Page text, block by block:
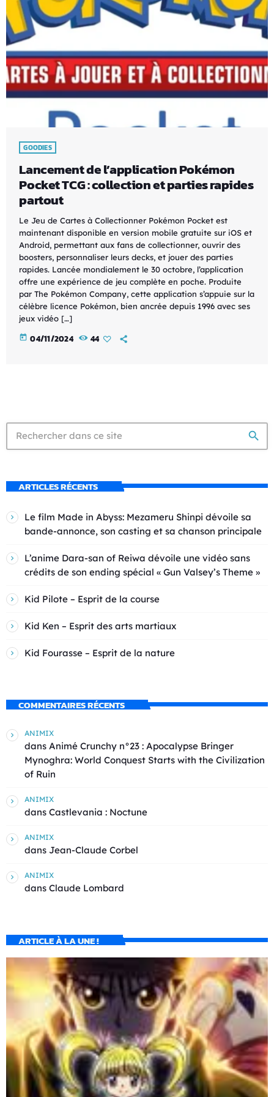
GOODIES
Lancement de l’application Pokémon
Pocket TCG : collection et parties rapides
partout
Le Jeu de Cartes à Collectionner Pokémon Pocket est
maintenant disponible en version mobile gratuite sur iOS et
Android, permettant aux fans de collectionner, ouvrir des
boosters, personnaliser leurs decks, et jouer des parties
rapides. Lancée mondialement le 30 octobre, l’application
offre une expérience de jeu complète en poche. Produite
par The Pokémon Company, cette application s’appuie sur la
célèbre licence Pokémon, bien ancrée depuis 1996 avec ses
jeux vidéo […]
today 04/11/2024 44
search
ARTICLES RÉCENTS
Le film Made in Abyss: Mezameru Shinpi dévoile sa
bande-annonce, son casting et sa chanson principale
L’anime Dara-san of Reiwa dévoile une vidéo sans
crédits de son ending spécial « Gun Valsey’s Theme »
Kid Pilote – Esprit de la course
Kid Ken – Esprit des arts martiaux
Kid Fourasse – Esprit de la nature
COMMENTAIRES RÉCENTS
ANIMIX
dans Animé Crunchy n°23 : Apocalypse Bringer
Mynoghra: World Conquest Starts with the Civilization
of Ruin
ANIMIX
dans Castlevania : Noctune
ANIMIX
dans Jean-Claude Corbel
ANIMIX
dans Claude Lombard
ARTICLE À LA UNE !